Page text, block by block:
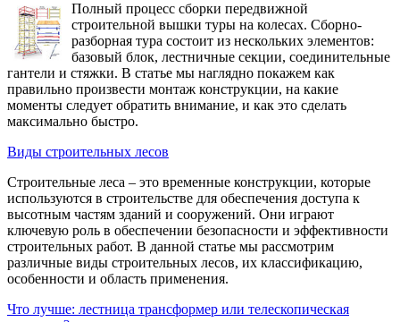
Полный процесс сборки передвижной
строительной вышки туры на колесах. Сборно-
разборная тура состоит из нескольких элементов:
базовый блок, лестничные секции, соединительные
гантели и стяжки. В статье мы наглядно покажем как
правильно произвести монтаж конструкции, на какие
моменты следует обратить внимание, и как это сделать
максимально быстро.
Виды строительных лесов
Строительные леса – это временные конструкции, которые
используются в строительстве для обеспечения доступа к
высотным частям зданий и сооружений. Они играют
ключевую роль в обеспечении безопасности и эффективности
строительных работ. В данной статье мы рассмотрим
различные виды строительных лесов, их классификацию,
особенности и область применения.
Что лучше: лестница трансформер или телескопическая